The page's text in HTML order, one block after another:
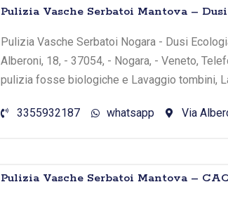
Pulizia Vasche Serbatoi Mantova –
Pulizia Vasche Serbatoi Nogara - Dusi
Alberoni, 18, - 37054, - Nogara, - Veneto,
pulizia fosse biologiche e Lavaggio tombini,
3355932187 whatsapp Via
Pulizia Vasche Serbatoi Mantova –